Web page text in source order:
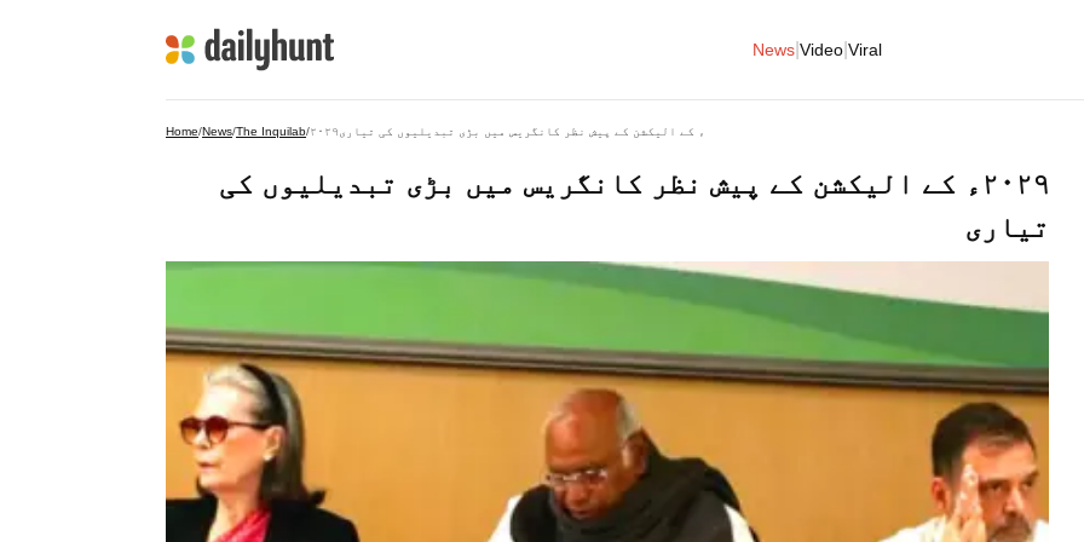
News Video Viral
Home/News/The Inquilab/ ۲۰۲۹ء کے الیکشن کے پیش نظر کانگریس میں بڑی تبدیلیوں کی تیاری
۲۰۲۹ء کے الیکشن کے پیش نظر کانگریس میں بڑی تبدیلیوں کی
تیاری